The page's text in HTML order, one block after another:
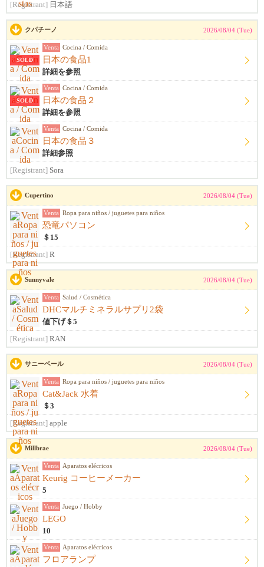
[Registrant] 日本語
クパチーノ 2026/08/04 (Tue)
SOLD
Venta Cocina / Comida
日本の食品1
詳細を参照
SOLD
Venta Cocina / Comida
日本の食品２
詳細を参照
Venta Cocina / Comida
日本の食品３
詳細参照
[Registrant] Sora
Cupertino 2026/08/04 (Tue)
Venta Ropa para niños / juguetes para niños
恐竜パソコン
＄15
[Registrant] R
Sunnyvale 2026/08/04 (Tue)
Venta Salud / Cosmética
DHCマルチミネラルサプリ2袋
値下げ＄5
[Registrant] RAN
サニーベール 2026/08/04 (Tue)
Venta Ropa para niños / juguetes para niños
Cat&Jack 水着
＄3
[Registrant] apple
Millbrae 2026/08/04 (Tue)
Venta Aparatos elécricos
Keurig コーヒーメーカー
5
Venta Juego / Hobby
LEGO
10
Venta Aparatos elécricos
フロアランプ